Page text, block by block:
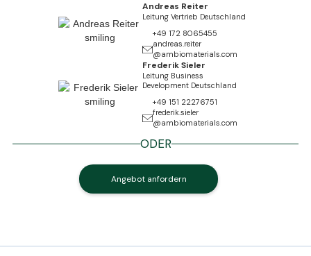
Andreas Reiter
Leitung Vertrieb Deutschland
+49 172 8065455
andreas.reiter
@ambiomaterials.com
Frederik Sieler
Leitung Business
Development Deutschland
+49 151 22276751‬
frederik.sieler
@ambiomaterials.com
ODER
Angebot anfordern